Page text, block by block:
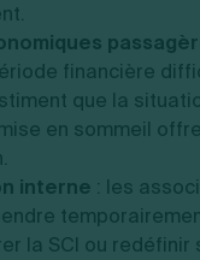
financière
que la
en sommeil
interne : les
la SCI ou redéfinir